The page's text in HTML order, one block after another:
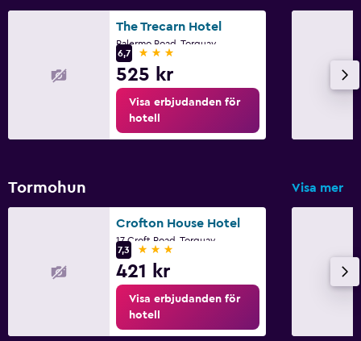
The Trecarn Hotel
Palermo Road, Torquay
6,7
3 stjärnor
525 kr
Visa erbjudanden för
hotell
Tormohun Visa mer
Crofton House Hotel
17 Croft Road, Torquay
7,3
3 stjärnor
421 kr
Visa erbjudanden för
hotell